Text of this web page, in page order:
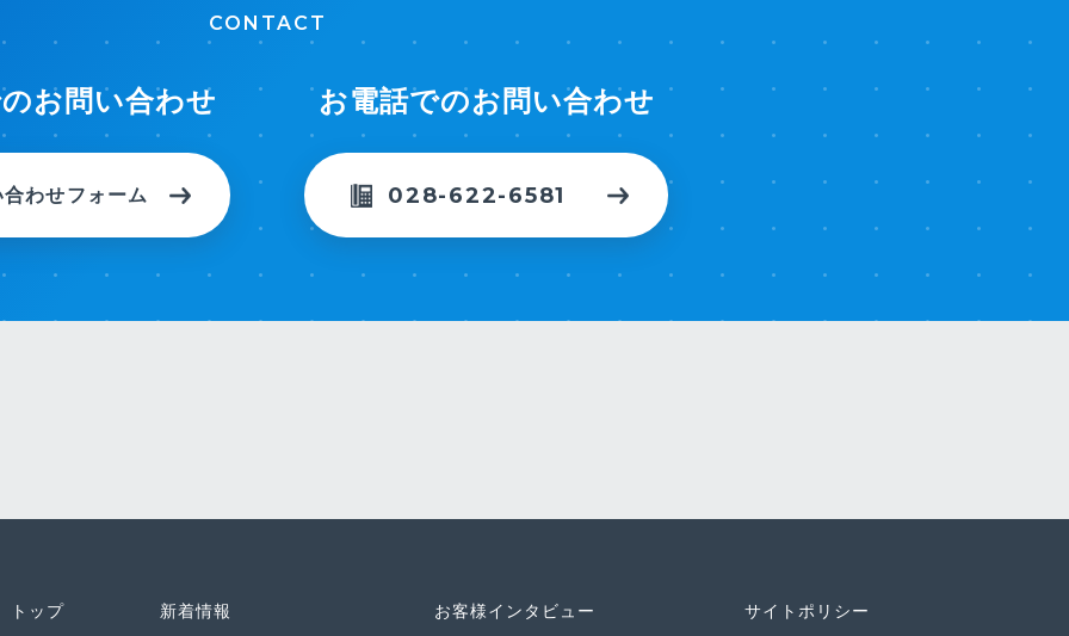
CONTACT
お問い合わせ
わせフォーム
お電話でのお問い合わせ
028-622-6581
トップ 新着情報 お客様インタビュー サイトポリシー